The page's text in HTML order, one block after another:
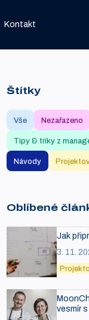
Kontakt
Štítky
Vše Nezařazeno
Tipy & triky z
Návody
Oblíbené
Jak
3. 11.
vesmír